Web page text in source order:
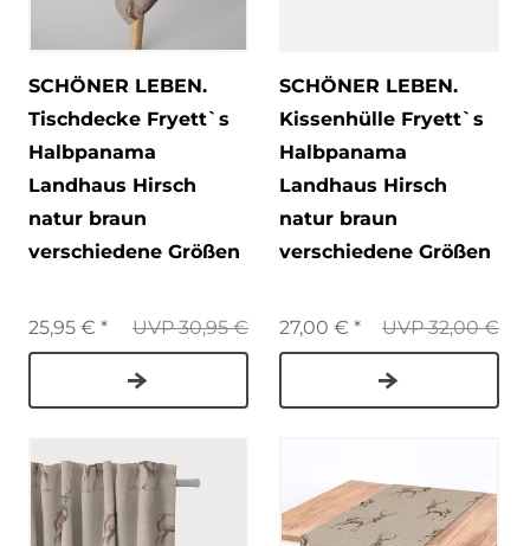
SCHÖNER LEBEN.
Tischdecke Fryett`s
Halbpanama
Landhaus Hirsch
natur braun
verschiedene Größen
UVP 30,95 €
25,95 € *
SCHÖNER LEBEN.
Kissenhülle Fryett`s
Halbpanama
Landhaus Hirsch
natur braun
verschiedene Größen
UVP 32,00 €
27,00 € *